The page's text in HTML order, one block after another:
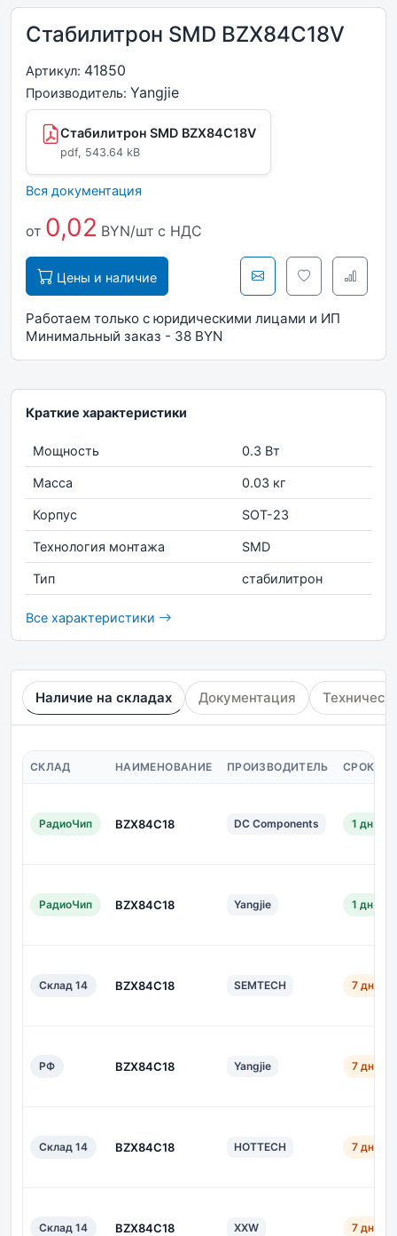
Стабилитрон SMD BZX84C18V
Артикул: 41850
Производитель: Yangjie
Стабилитрон SMD BZX84C18V
pdf, 543.64 kB
Вся документация
от 0,02 BYN/шт с НДС
Цены и наличие
Работаем только с юридическими лицами и ИП
Минимальный заказ - 38 BYN
Краткие характеристики
Мощность 0.3 Вт
Масса 0.03 кг
Корпус SOT-23
Технология монтажа SMD
Тип стабилитрон
Все характеристики
Наличие на складах Документация
СКЛАД НАИМЕНОВАНИЕ ПРОИЗВОДИТЕЛЬ СРОК
РадиоЧип BZX84C18 DC Components 1 дн.
РадиоЧип BZX84C18 Yangjie 1 дн.
Склад 14 BZX84C18 SEMTECH 7 дн.
РФ BZX84C18 Yangjie 7 дн.
Склад 14 BZX84C18 HOTTECH 7 дн.
Склад 14 BZX84C18 XXW 7 дн.